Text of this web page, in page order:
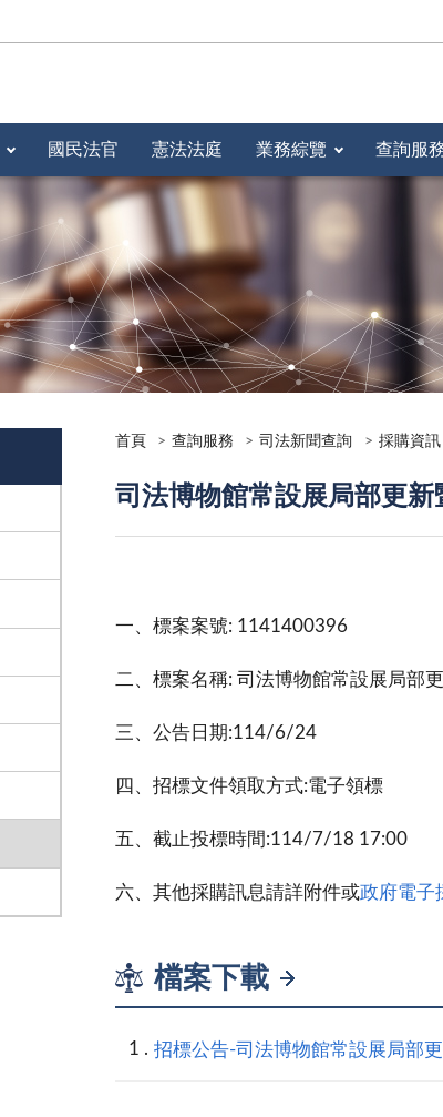
國民法官 憲法法庭 業務綜覽 查詢服
首頁 查詢服務 司法新聞查詢 採購資訊
司法博物館常設展局部更
一、標案案號: 1141400396
二、標案名稱: 司法博物館常設展局部
三、公告日期:114/6/24
四、招標文件領取方式:電子領標
五、截止投標時間:114/7/18 17:00
六、其他採購訊息請詳附件或政府電子
檔案下載
招標公告-司法博物館常設展局部